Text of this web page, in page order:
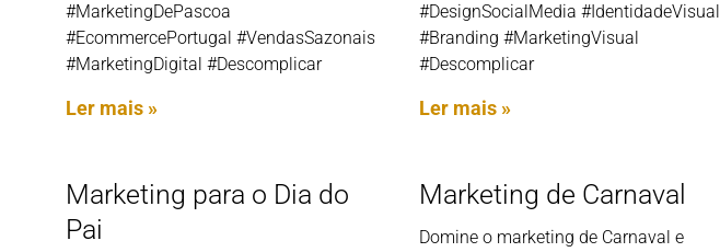
#MarketingDePascoa
#EcommercePortugal #VendasSazonais
#MarketingDigital #Descomplicar
Ler mais »
#DesignSocialMedia #IdentidadeVisual
#Branding #MarketingVisual
#Descomplicar
Ler mais »
Marketing para o Dia do
Pai
Marketing de Carnaval
Domine o marketing de Carnaval e